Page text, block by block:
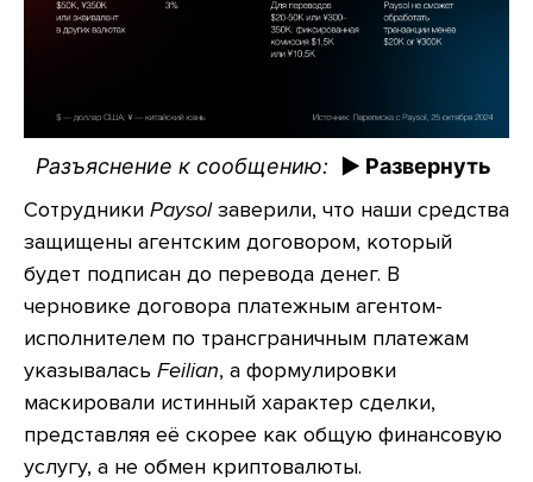
Разъяснение к сообщению: ► Развернуть
Сотрудники Paysolзаверили, что наши средства
защищены агентским договором, который
будет подписан до перевода денег. В
черновике договора платежным агентом-
исполнителем по трансграничным платежам
указывалась Feilian, а формулировки
маскировали истинный характер сделки,
представляя её скорее как общую финансовую
услугу, а не обмен криптовалюты.